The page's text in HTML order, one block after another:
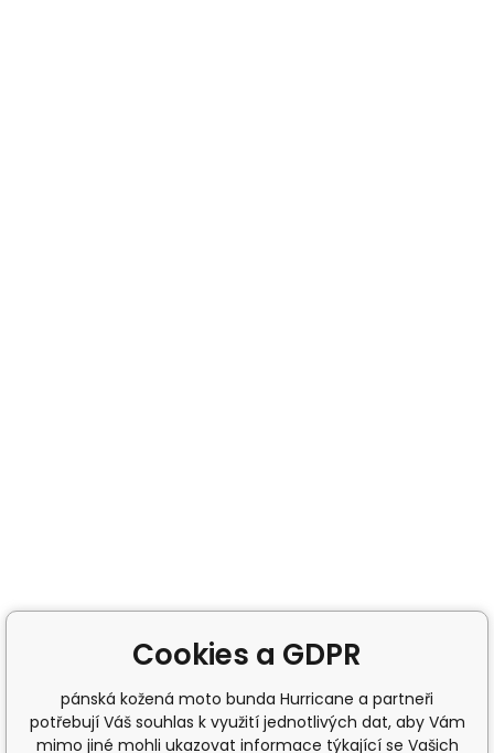
Cookies a GDPR
pánská kožená moto bunda Hurricane a partneři
potřebují Váš souhlas k využití jednotlivých dat, aby Vám
mimo jiné mohli ukazovat informace týkající se Vašich